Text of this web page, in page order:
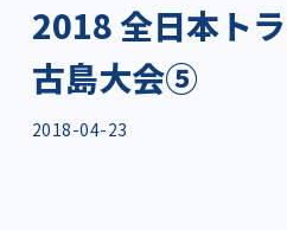
2018 全日本ト
古島大会⑤
2018-04-23